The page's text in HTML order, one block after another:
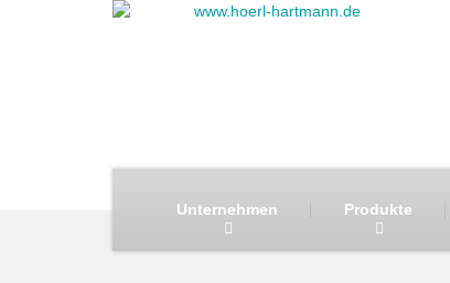
Unternehmen Produkte